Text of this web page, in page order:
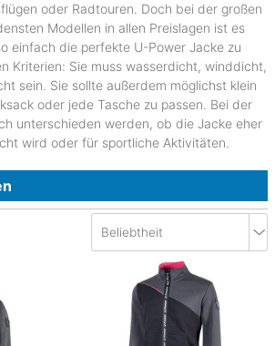
oder Radtouren. Doch bei der großen
Modellen in allen Preislagen ist es
einfach die perfekte U-Power Jacke zu
Kriterien: Sie muss wasserdicht, winddicht,
sein. Sie sollte außerdem möglichst klein
oder jede Tasche zu passen. Bei der
unterschieden werden, ob die Jacke eher
wird oder für sportliche Aktivitäten.